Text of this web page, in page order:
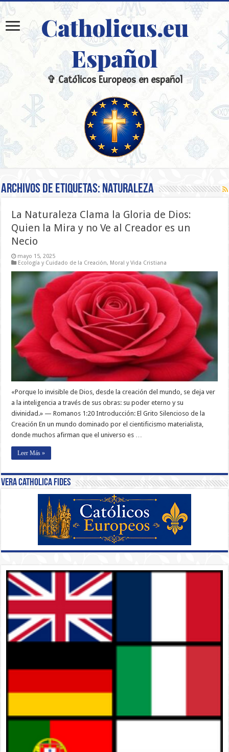
Catholicus.eu
Español
✞ Católicos Europeos en español
Archivos de etiquetas: Naturaleza
La Naturaleza Clama la Gloria de Dios:
Quien la Mira y no Ve al Creador es un
Necio
mayo 15, 2025
Ecología y Cuidado de la Creación, Moral y Vida Cristiana
«Porque lo invisible de Dios, desde la creación del mundo, se deja ver
a la inteligencia a través de sus obras: su poder eterno y su
divinidad.» — Romanos 1:20 Introducción: El Grito Silencioso de la
Creación En un mundo dominado por el cientificismo materialista,
donde muchos afirman que el universo es …
Leer Más »
Vera Catholica Fides